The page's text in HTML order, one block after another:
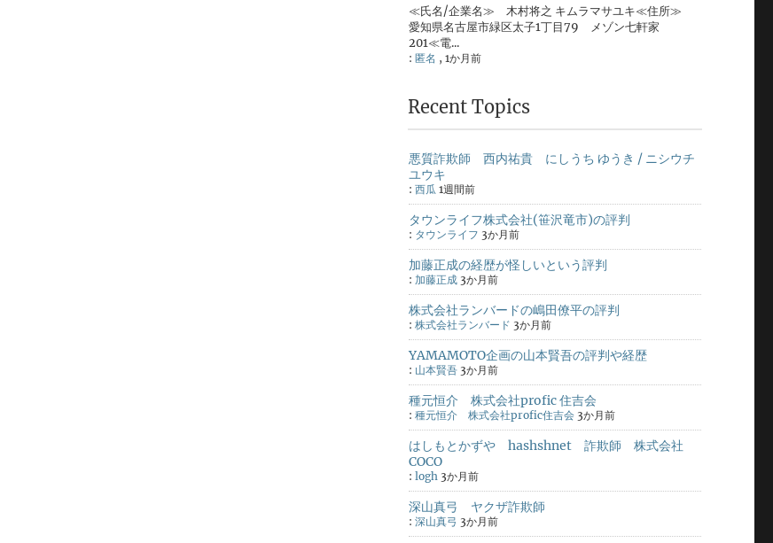
≪氏名/企業名≫ 木村将之 キムラマサユキ≪住所≫
愛知県名古屋市緑区太子1丁目79 メゾン七軒家
201≪電...
:匿名 ,1か月前
Recent Topics
悪質詐欺師 西内祐貴 にしうち ゆうき / ニシウチ
ユウキ
:西瓜 1週間前
タウンライフ株式会社(笹沢竜市)の評判
: タウンライフ 3か月前
加藤正成の経歴が怪しいという評判
:加藤正成 3か月前
株式会社ランバードの嶋田僚平の評判
:株式会社ランバード 3か月前
YAMAMOTO企画の山本賢吾の評判や経歴
: 山本賢吾 3か月前
種元恒介 株式会社profic 住吉会
:種元恒介 株式会社profic住吉会 3か月前
はしもとかずや hashshnet 詐欺師 株式会社
COCO
:logh 3か月前
深山真弓 ヤクザ詐欺師
:深山真弓 3か月前